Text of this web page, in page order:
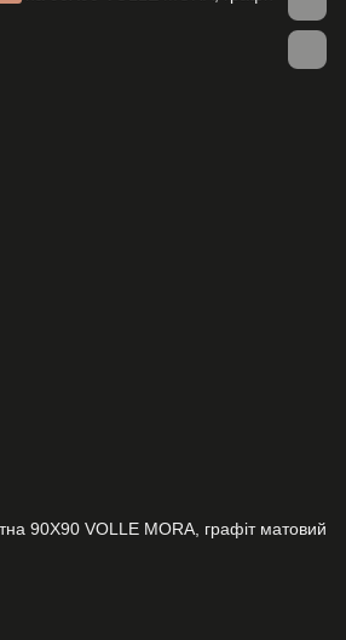
90Х90 VOLLE MORA, графіт матовий